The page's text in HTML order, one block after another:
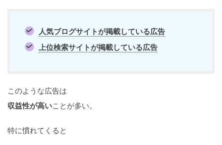
人気ブログサイトが掲載している広告
上位検索サイトが掲載している広告
このような広告は
収益性が高いことが多い。
特に慣れてくると